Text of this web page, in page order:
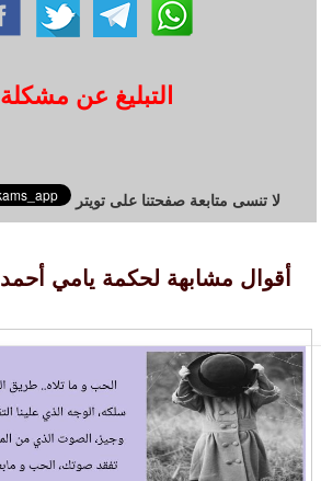
التبليغ عن مشكلة
لا تنسى متابعة صفحتنا على تويتر
أقوال مشابهة لحكمة يامي أحمد